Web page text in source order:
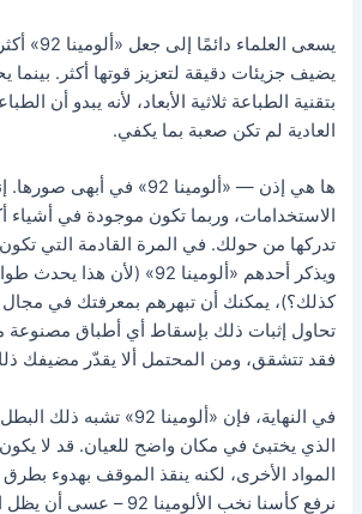
يسعى العلماء
يضيف جزيئات دقيقة لتعزيز قوتها أكثر. بينما
بتقنية الطباعة ثلاثية الأبعاد، لأنه يبدو أن
العادية لم تكن صعبة بما يكفي.
ها هي إذن — «ألومينا 92» في
الاستخدامات، وربما تكون موجودة في أشياء
تدركها من حولك. في المرة القادمة التي
ويذكر أحدهم «ألومينا 92» (لأن
كذلك؟)، يمكنك أن تبهرهم بمعرفتك في مجال
فقد تتشقق، ومن المحتمل ألا يقدّر مضيفك
في النهاية، فإن «ألومينا 92»
الذي يختبئ في مكان واضح للعيان. قد لا
المواد الأخرى، لكنه ينقذ الموقف بهدوء بطرق
نرفع كأسنا نخب الألومينا